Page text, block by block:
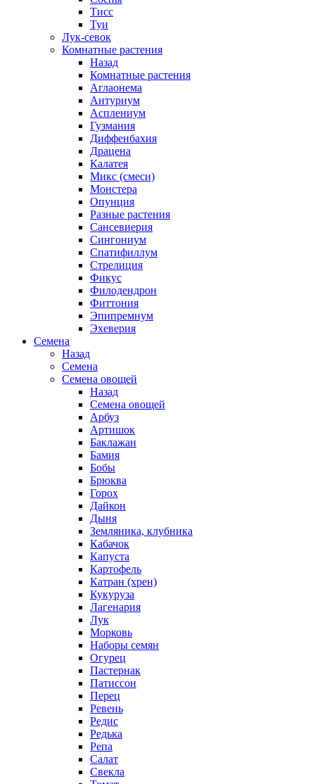
Тисс
Туи
Лук-севок
Комнатные растения
Назад
Комнатные растения
Аглаонема
Антуриум
Асплениум
Гузмания
Диффенбахия
Драцена
Калатея
Микс (смеси)
Монстера
Опунция
Разные растения
Сансевиерия
Сингониум
Спатифиллум
Стрелиция
Фикус
Филодендрон
Фиттония
Эпипремнум
Эхеверия
Семена
Назад
Семена
Семена овощей
Назад
Семена овощей
Арбуз
Артишок
Баклажан
Бамия
Бобы
Брюква
Горох
Дайкон
Дыня
Земляника, клубника
Кабачок
Капуста
Картофель
Катран (хрен)
Кукуруза
Лагенария
Лук
Морковь
Наборы семян
Огурец
Пастернак
Патиссон
Перец
Ревень
Редис
Редька
Репа
Салат
Свекла